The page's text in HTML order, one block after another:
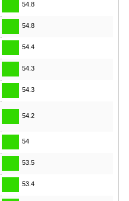
54.8
54.8
54.4
54.3
54.3
54.2
54
53.5
53.4